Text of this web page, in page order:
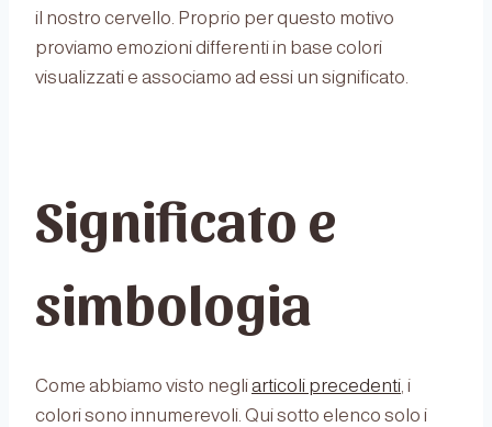
il nostro cervello. Proprio per questo motivo
proviamo emozioni differenti in base colori
visualizzati e associamo ad essi un significato.
Significato e
simbologia
Come abbiamo visto negliarticoli precedenti, i
colori sono innumerevoli. Qui sotto elenco solo i